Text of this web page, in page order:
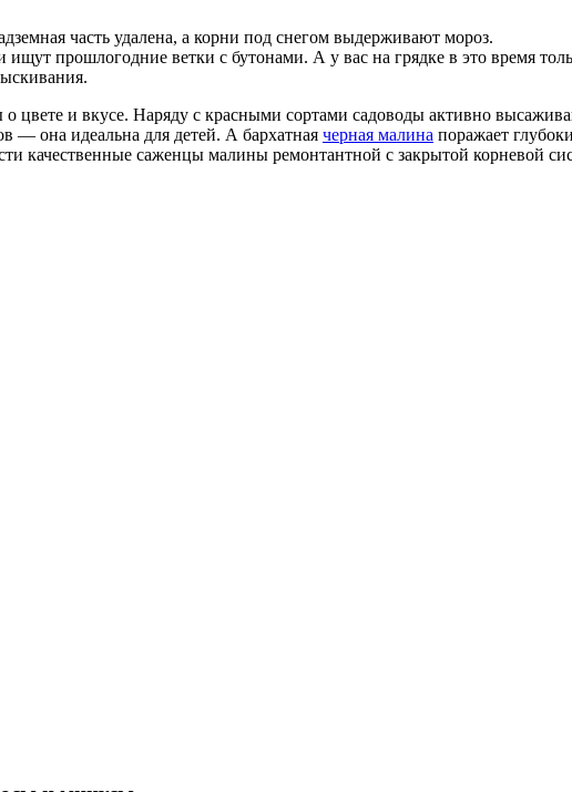
часть удалена, а корни под снегом выдерживают мороз.
прошлогодние ветки с бутонами. А у вас на грядке в это время
цвете и вкусе. Наряду с красными сортами садоводы активно
— она идеальна для детей. А бархатная черная малина поражает
качественные саженцы малины ремонтантной с закрытой корневой